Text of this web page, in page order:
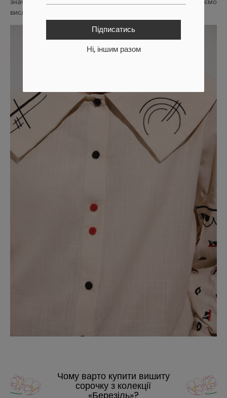
Підписатись
Ні, іншим разом
висловити надважливе.
Чому варто купити вишиту
сорочку з колекції
«Березіль»?